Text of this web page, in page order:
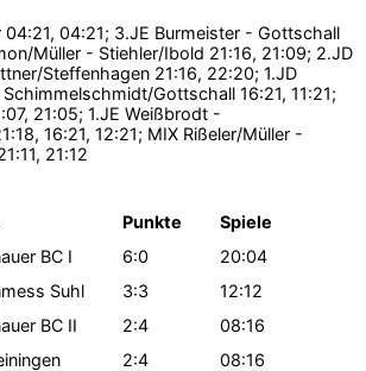
04:21; 3.JE Burmeister - Gottschall
Müller - Stiehler/Ibold 21:16, 21:09; 2.JD
Steffenhagen 21:16, 22:20; 1.JD
Gottschall 16:21, 11:21;
21:05; 1.JE Weißbrodt -
16:21, 12:21; MIX Rißeler/Müller -
21:12
Punkte
Spiele
BC I 6:0
20:04
Suhl 3:3
12:12
BC II 2:4
08:16
2:4 08:16